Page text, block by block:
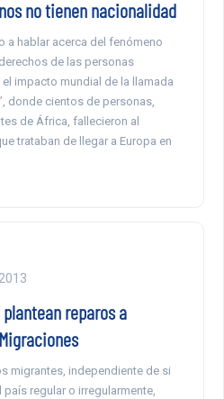
no tienen nacionalidad
a hablar acerca del fenómeno
de las personas
impacto mundial de la llamada
donde cientos de personas,
de África, fallecieron al
trataban de llegar a Europa en
reparos a
migrantes, independiente de si
regular o irregularmente,